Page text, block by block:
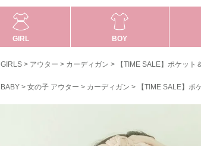
GIRL BOY
GIRLS アウター カーディガン 【TIME SALE】ポケッ
BABY 女の子 アウター カーディガン 【TIME SALE】